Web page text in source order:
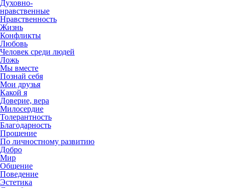
Духовно-
нравственные
Нравственность
Жизнь
Конфликты
Любовь
Человек среди людей
Ложь
Мы вместе
Познай себя
Мои друзья
Какой я
Доверие, вера
Милосердие
Толерантность
Благодарность
Прощение
По личностному развитию
Добро
Мир
Общение
Поведение
Эстетика